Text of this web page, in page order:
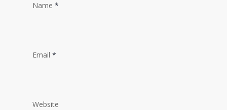
Name *
Email *
Website